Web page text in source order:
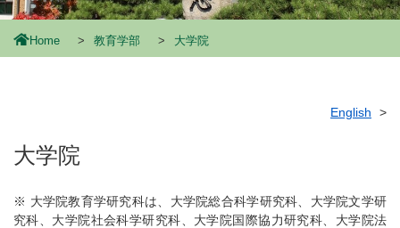
Home 教育学部 大学院
English
大学院
※ 大学院教育学研究科は、大学院総合科学研究科、大学院文学研
究科、大学院社会科学研究科、大学院国際協力研究科、大学院法